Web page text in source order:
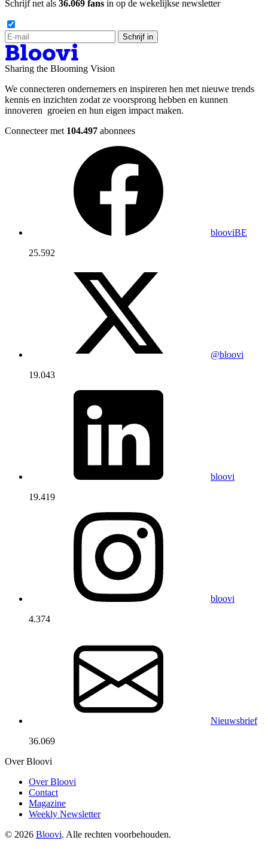
Schrijf net als 36.069 fans in op de wekelijkse newsletter
Schrijf in
Sharing the Blooming Vision
We connecteren ondernemers en inspireren hen met nieuwe trends
kennis en inzichten zodat ze voorsprong hebben en kunnen
innoveren groeien en hun eigen impact maken.
Connecteer met 104.497 abonnees
blooviBE
25.592
@bloovi
19.043
bloovi
19.419
bloovi
4.374
Nieuwsbrief
36.069
Over Bloovi
Over Bloovi
Contact
Magazine
Weekly Newsletter
© 2026 Bloovi. Alle rechten voorbehouden.